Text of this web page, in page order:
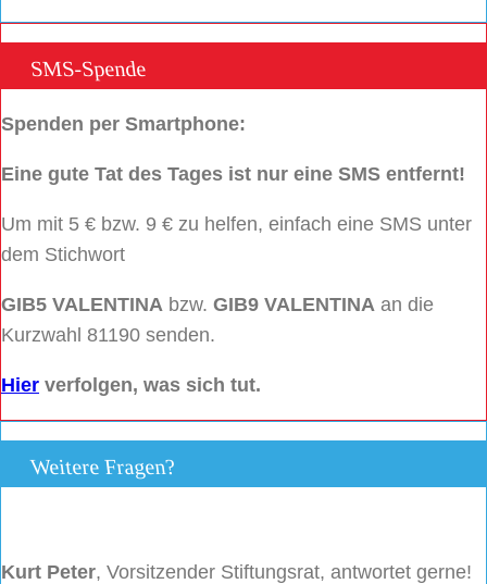
SMS-Spende
Spenden per Smartphone:
Eine gute Tat des Tages ist nur eine SMS entfernt!
Um mit 5 € bzw. 9 € zu helfen, einfach eine SMS unter
dem Stichwort
GIB5 VALENTINA bzw. GIB9 VALENTINA an die
Kurzwahl 81190 senden.
Hier verfolgen, was sich tut.
Weitere Fragen?
Kurt Peter, Vorsitzender Stiftungsrat, antwortet gerne!